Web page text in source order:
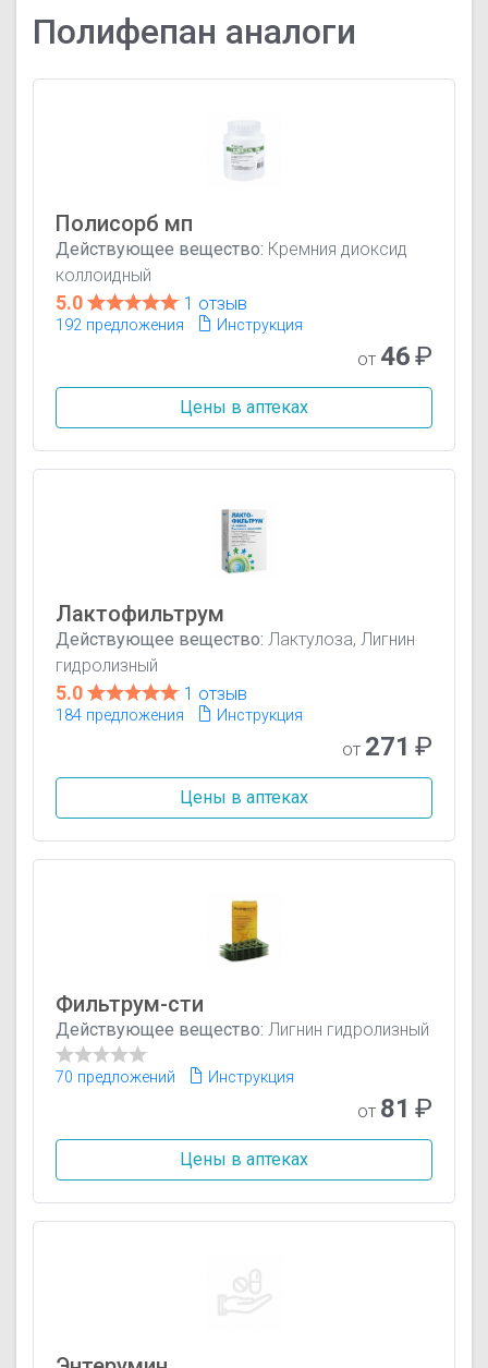
Полифепан аналоги
Полисорб мп
Действующее вещество: Кремния диоксид
коллоидный
5.0 1 отзыв
192 предложения Инструкция
от 46₽
Цены в аптеках
Лактофильтрум
Действующее вещество: Лактулоза, Лигнин
гидролизный
5.0 1 отзыв
184 предложения Инструкция
от 271 ₽
Цены в аптеках
Фильтрум-сти
Действующее вещество: Лигнин гидролизный
70 предложений Инструкция
от 81 ₽
Цены в аптеках